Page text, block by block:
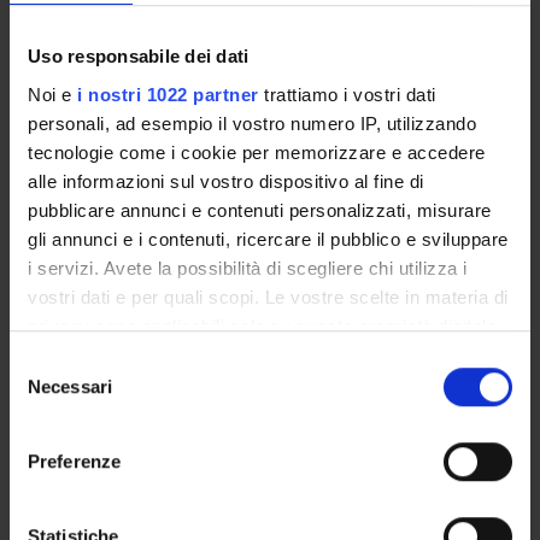
Uso responsabile dei dati
Noi e i nostri 1022 partner trattiamo i vostri dati
personali, ad esempio il vostro numero IP, utilizzando
tecnologie come i cookie per memorizzare e accedere
alle informazioni sul vostro dispositivo al fine di
pubblicare annunci e contenuti personalizzati, misurare
gli annunci e i contenuti, ricercare il pubblico e sviluppare
i servizi. Avete la possibilità di scegliere chi utilizza i
vostri dati e per quali scopi. Le vostre scelte in materia di
privacy sono applicabili solo su questa proprietà digitale
modificare o revocare il proprio consenso in qualsiasi
momento dalla Dichiarazione sui cookie o facendo clic
raccogliere informazioni sulla tua posizione
delNecessari
Preferenze
Professore associato
Sandrini Giuseppe
Professore ordinario
Soldani Arnaldo
Professore ordinario
Vender Maria
Professore associato
Viola Corrado
Professore ordinario
Zangrandi Alessandra